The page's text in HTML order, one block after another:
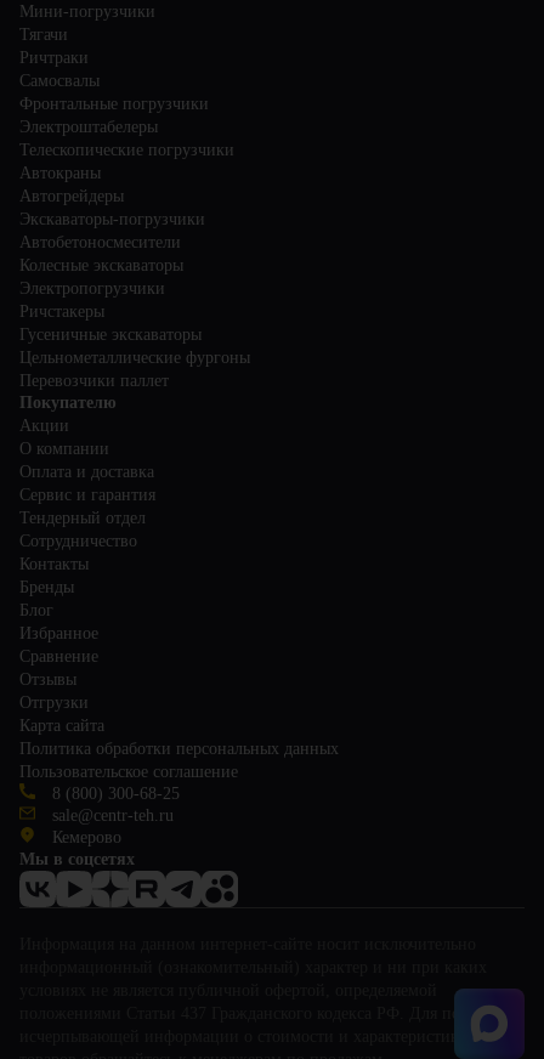
Мини-погрузчики
Тягачи
Ричтраки
Самосвалы
Фронтальные погрузчики
Электроштабелеры
Телескопические погрузчики
Автокраны
Автогрейдеры
Экскаваторы-погрузчики
Автобетоносмесители
Колесные экскаваторы
Электропогрузчики
Ричстакеры
Гусеничные экскаваторы
Цельнометаллические фургоны
Перевозчики паллет
Покупателю
Акции
О компании
Оплата и доставка
Сервис и гарантия
Тендерный отдел
Сотрудничество
Контакты
Бренды
Блог
Избранное
Сравнение
Отзывы
Отгрузки
Карта сайта
Политика обработки персональных данных
Пользовательское соглашение
8 (800) 300-68-25
sale@centr-teh.ru
Кемерово
Мы в соцсетях
положениями Статьи 437 Гражданского кодекса РФ. Для получения
исчерпывающей информации о стоимости и характеристиках